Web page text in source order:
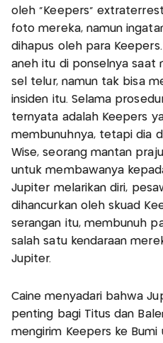
oleh "Keepers"
foto mereka, namun
dihapus oleh para
aneh itu di ponselnya saat
sel telur, namun tak bisa
insiden itu. Selama
ternyata adalah Keepers
membunuhnya, tetapi dia
Wise, seorang mantan
untuk membawanya
Jupiter melarikan diri,
dihancurkan oleh skuad
serangan itu, membunuh
salah satu kendaraan
Jupiter.
Caine menyadari bahwa
penting bagi Titus dan
mengirim Keepers ke Bumi